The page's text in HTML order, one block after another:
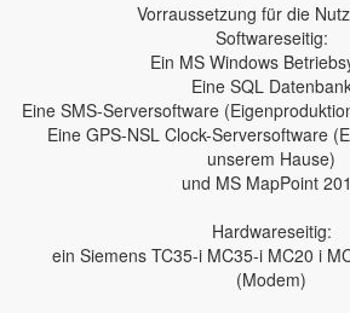
Vorraussetzung für die
Softwareseitig:
Ein MS Windows
Eine SQL
Eine SMS-Serversoftware
Eine GPS-NSL Clock-Serversoftware
unserem Hause)
und MS MapPoint
Hardwareseitig:
ein Siemens TC35-i MC35-i MC20 i
(Modem)